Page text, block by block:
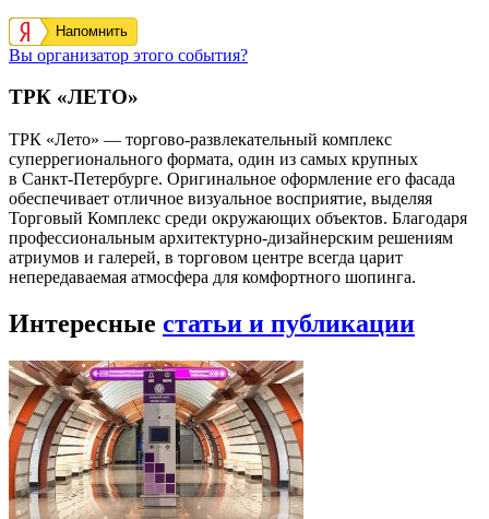
Напомнить
Вы организатор этого события?
ТРК «ЛЕТО»
ТРК «Лето» — торгово-развлекательный комплекс
суперрегионального формата, один из самых крупных
в Санкт-Петербурге. Оригинальное оформление его фасада
обеспечивает отличное визуальное восприятие, выделяя
Торговый Комплекс среди окружающих объектов. Благодаря
профессиональным архитектурно-дизайнерским решениям
атриумов и галерей, в торговом центре всегда царит
непередаваемая атмосфера для комфортного шопинга.
Интересные статьи и публикации